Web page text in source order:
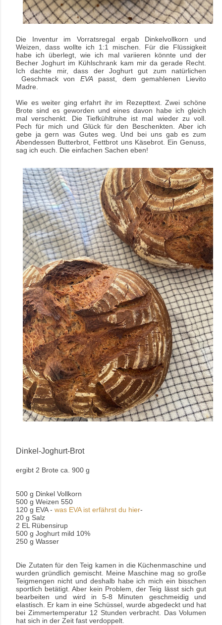
Die Inventur im Vorratsregal ergab Dinkelvollkorn und
Weizen, dass wollte ich 1:1 mischen. Für die Flüssigkeit
habe ich überlegt, wie ich mal variieren könnte und der
Becher Joghurt im Kühlschrank kam mir da gerade Recht.
Ich dachte mir, dass der Joghurt gut zum natürlichen
Geschmack von EVA passt, dem gemahlenen Lievito
Madre.
Wie es weiter ging erfahrt ihr im Rezepttext. Zwei schöne
Brote sind es geworden und eines davon habe ich gleich
mal verschenkt. Die Tiefkühltruhe ist mal wieder zu voll.
Pech für mich und Glück für den Beschenkten. Aber ich
gebe ja gern was Gutes weg. Und bei uns gab es zum
Abendessen Butterbrot, Fettbrot uns Käsebrot. Ein Genuss,
sag ich euch. Die einfachen Sachen eben!
Dinkel-Joghurt-Brot
ergibt 2 Brote ca. 900 g
500 g Dinkel Vollkorn
500 g Weizen 550
120 g EVA - was EVA ist erfährst du hier-
20 g Salz
2 EL Rübensirup
500 g Joghurt mild 10%
250 g Wasser
Die Zutaten für den Teig kamen in die Küchenmaschine und
wurden gründlich gemischt. Meine Maschine mag so große
Teigmengen nicht und deshalb habe ich mich ein bisschen
sportlich betätigt. Aber kein Problem, der Teig lässt sich gut
bearbeiten und wird in 5-8 Minuten geschmeidig und
elastisch. Er kam in eine Schüssel, wurde abgedeckt und hat
bei Zimmertemperatur 12 Stunden verbracht. Das Volumen
hat sich in der Zeit fast verdoppelt.